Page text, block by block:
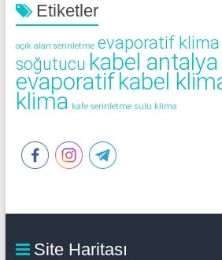
Etiketler
açık alan serinletme evaporatif klima
soğutucu kabel antalya
evaporatif kabel
klima kafe serinletme sulu klima
Site Haritası